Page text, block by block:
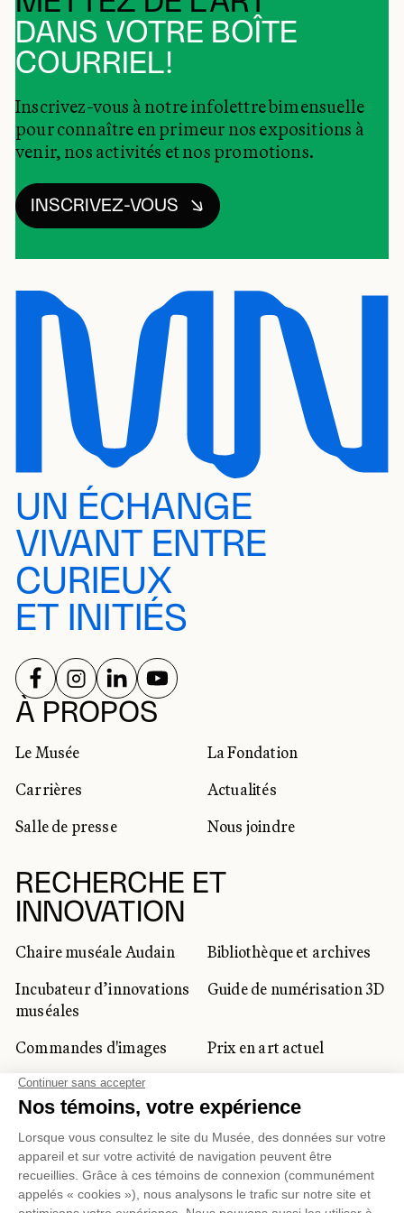
DANS VOTRE BOÎTE
COURRIEL!
Inscrivez-vous à notre infolettre bimensuelle
pour connaître en primeur nos expositions à
venir, nos activités et nos promotions.
INSCRIVEZ-VOUS
UN ÉCHANGE
VIVANT ENTRE
CURIEUX
ET INITIÉS
À PROPOS
Le Musée
La Fondation
Carrières
Actualités
Salle de presse
Nous joindre
RECHERCHE ET
INNOVATION
Chaire muséale Audain
Bibliothèque et archives
Incubateur d’innovations
muséales
Guide de numérisation 3D
Commandes d'images
Prix en art actuel
Prix Lynne-Cohen
CLIENTÈLE CORPORATIVE
ET PRIVÉE
RÉSEAUX SOCIAUX
SUIVEZ-NOUS SUR
SUIVEZ-NOUS SUR
SUIVEZ-NOUS SUR
SUIVEZ-NOUS SUR